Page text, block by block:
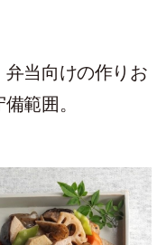
弁当向けの作りお
範囲。